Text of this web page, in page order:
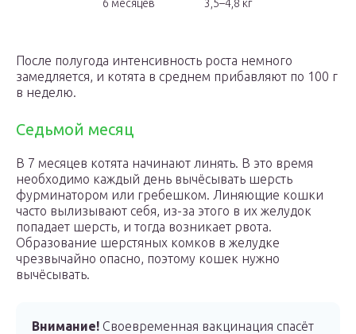
6 месяцев 3,5–4,8 кг
После полугода интенсивность роста немного
замедляется, и котята в среднем прибавляют по 100 г
в неделю.
Седьмой месяц
В 7 месяцев котята начинают линять. В это время
необходимо каждый день вычёсывать шерсть
фурминатором или гребешком. Линяющие кошки
часто вылизывают себя, из-за этого в их желудок
попадает шерсть, и тогда возникает рвота.
Образование шерстяных комков в желудке
чрезвычайно опасно, поэтому кошек нужно
вычёсывать.
Внимание! Своевременная вакцинация спасёт